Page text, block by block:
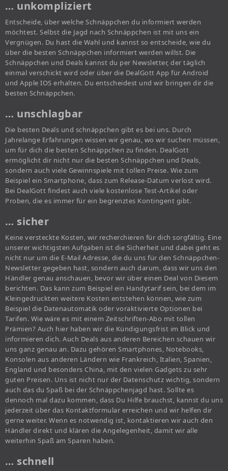
… unkompliziert
Entscheide, über welche Schnäppchen du informiert werden
möchtest. Selbst die Jagd nach Schnäppchen ist mit uns ein
Vergnügen. Du hast die Wahl und kannst so entscheide, wie du
über die besten Schnäppchen informiert werden willst. Die
Schnäppchen und Deals kannst du per Newsletter, der täglich
einmal verschickt wird oder über die DealGott App für Android
und Apple IOS erhalten. Du entscheidest und wir bringen dir die
besten Schnäppchen.
… unschlagbar
Die besten Deals und schnäppchen gibt es bei uns. Durch
Jahrelange Erfahrungen wissen wir genau, wo wir suchen müssen,
um für dich die besten Schnäppchen zu finden. DealGott
ermöglicht dir nicht nur die besten Schnäppchen und Deals,
sondern auch viele Gewinnspiele mit tollen Preise. Wie zum
Beispiel ein Smartphone, dass zum Release-Datum verlost wird.
Bei DealGott findest auch viele kostenlose Test-Artikel oder
Proben, die es immer für ein begrenztes Kontingent gibt.
… sicher
Keine versteckte Kosten, wir recherchieren für dich sorgfältig. Eine
unserer wichtigsten Aufgaben ist die Sicherheit und dabei geht es
nicht nur um die E-Mail Adresse, die du uns für den Schnäppchen-
Newsletter gegeben hast, sondern auch darum, dass wir uns den
Händler genau anschauen, bevor wir über einen Deal von Diesem
berichten. Das kann zum Beispiel ein Handytarif sein, bei dem im
Kleingedruckten weitere Kosten entstehen können, wie zum
Beispiel die Datenautomatik oder voraktivierte Optionen bei
Tarifen. Wie wäre es mit einem Zeitschriften-Abo mit tollen
Prämien? Auch hier haben wir die Kündigungsfrist im Blick und
informieren dich. Auch Deals aus anderen Bereichen schauen wir
uns ganz genau an. Dazu gehören Smartphones, Notebooks,
Konsolen aus anderen Ländern wie Frankreich, Italien, Spanien,
England und besonders China, mit den vielen Gadgets zu sehr
guten Preisen. Uns ist nicht nur der Datenschutz wichtig, sondern
auch das du Spaß bei der Schnäppchenjagd hast. Sollte es
dennoch mal dazu kommen, dass Du Hilfe brauchst, kannst du uns
jederzeit über das Kontaktformular erreichen und wir helfen dir
gerne weiter. Wenn es notwendig ist, kontaktieren wir auch den
Händler direkt und klären die Angelegenheit, damit wir alle
weiterhin Spaß am Sparen haben.
… schnell